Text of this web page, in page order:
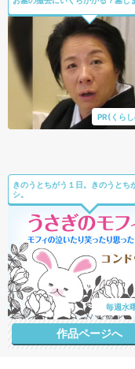
PR(くら
きのうとちがう１日。きのうとち
シ。
毎週水
作品ページへ